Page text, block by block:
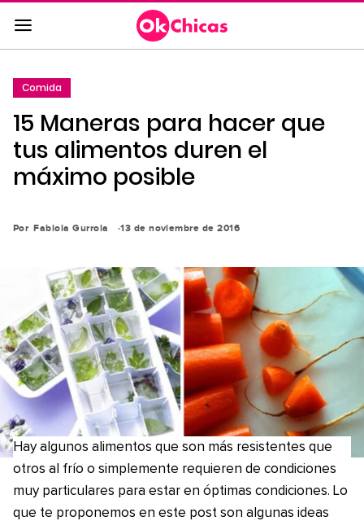
Saltar
al
contenido
la
navegación
principal
Comida
15 Maneras para hacer que
tus alimentos duren el
máximo posible
Por Fabiola Gurrola 13 de noviembre de 2016
Hay algunos alimentos que son más resistentes que
otros al frío o simplemente requieren de condiciones
muy particulares para estar en óptimas condiciones. Lo
que te proponemos en este post son algunas ideas